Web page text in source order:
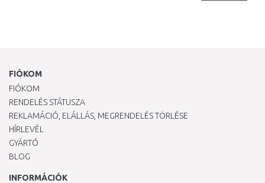
FIÓKOM
FIÓKOM
RENDELÉS STÁTUSZA
REKLAMÁCIÓ, ELÁLLÁS, MEGRENDELÉS TÖRLÉSE
HÍRLEVÉL
GYÁRTÓ
BLOG
INFORMÁCIÓK